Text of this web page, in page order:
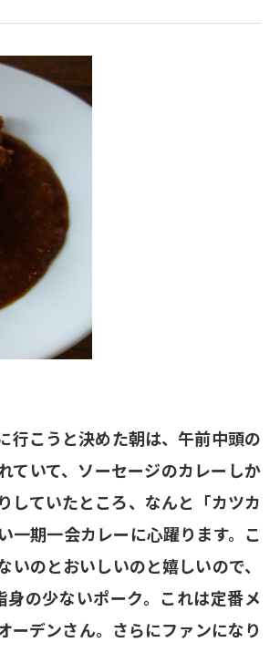
行こうと決めた朝は、午前中頭の
ていて、ソーセージのカレーしか
していたところ、なんと「カツカ
一期一会カレーに心躍ります。こ
のとおいしいのと嬉しいので、
の少ないポーク。これは定番メ
ーデンさん。さらにファンになり